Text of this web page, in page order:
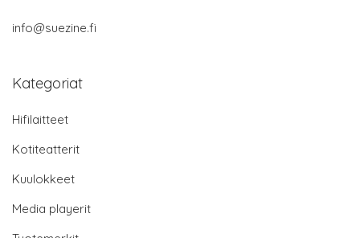
info@suezine.fi
Kategoriat
Hifilaitteet
Kotiteatterit
Kuulokkeet
Media playerit